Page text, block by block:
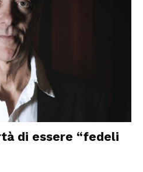
di essere “fedeli